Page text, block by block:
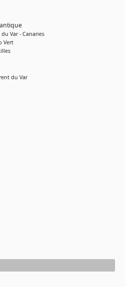
Var - Canaries
Vert
du Var